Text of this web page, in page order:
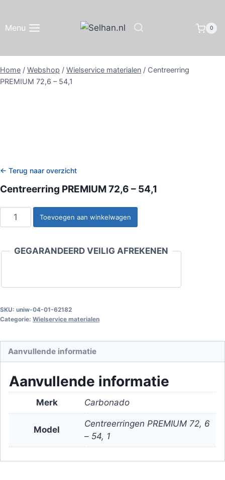
inhoud
Menu 0
Home / Webshop / Wielservice materialen / Centreerring
PREMIUM 72,6 – 54,1
← Terug naar overzicht
Centreerring PREMIUM 72,6 – 54,1
Centreerring
PREMIUM
-
Toevoegen aan winkelwagen
GEGARANDEERD VEILIG AFREKENEN
SKU: uniw-04-01-62182
Categorie: Wielservice materialen
Aanvullende informatie
Aanvullende informatie
Merk Carbonado
Model
Centreerringen PREMIUM 72, 6
– 54, 1